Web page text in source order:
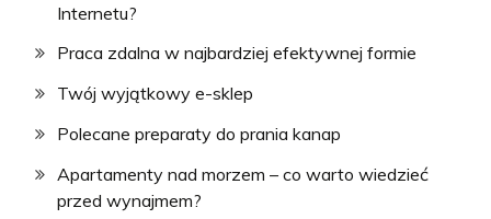
Internetu?
Praca zdalna w najbardziej efektywnej formie
Twój wyjątkowy e-sklep
Polecane preparaty do prania kanap
Apartamenty nad morzem – co warto wiedzieć
przed wynajmem?